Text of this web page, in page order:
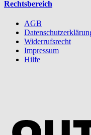
Rechtsbereich
AGB
Widerrufsrecht
Impressum
Hilfe